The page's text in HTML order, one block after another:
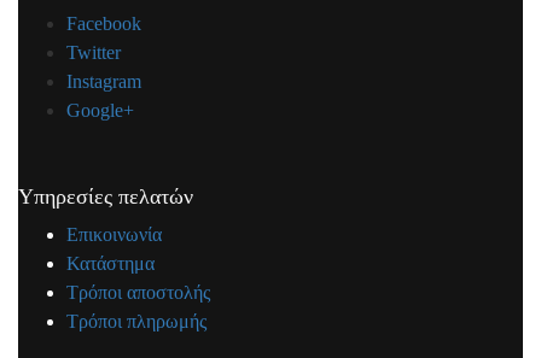
Facebook
Twitter
Instagram
Google+
Υπηρεσίες πελατών
Επικοινωνία
Κατάστημα
Τρόποι αποστολής
Τρόποι πληρωμής